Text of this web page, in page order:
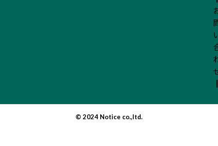
© 2024 Notice co.,ltd.